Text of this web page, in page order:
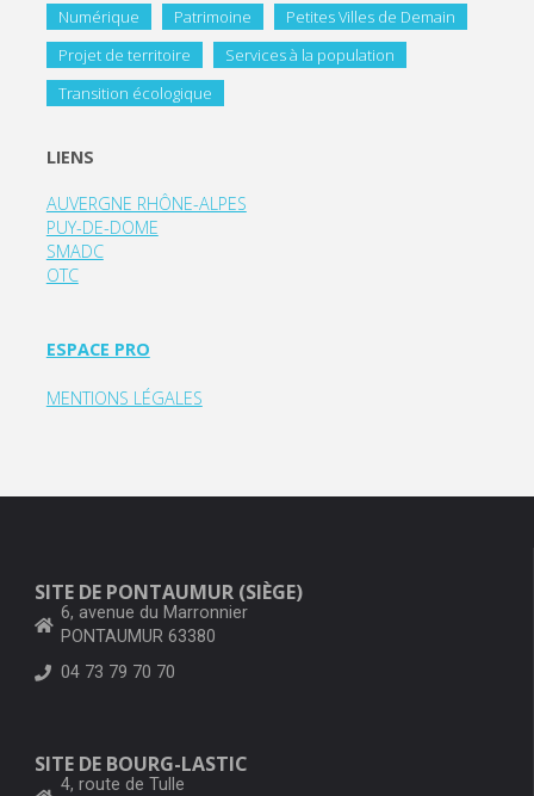
Numérique
Patrimoine
Petites Villes de Demain
Projet de territoire
Services à la population
Transition écologique
LIENS
AUVERGNE RHÔNE-ALPES
PUY-DE-DOME
SMADC
OTC
ESPACE PRO
MENTIONS LÉGALES
SITE DE PONTAUMUR (SIÈGE)
6, avenue du Marronnier
PONTAUMUR 63380
04 73 79 70 70
SITE DE BOURG-LASTIC
4, route de Tulle